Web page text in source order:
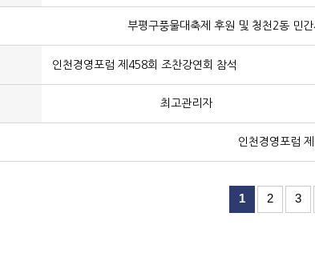
부평구풍물대축제 후원 및 청천2동 민
인천경영포럼 제458회 조찬강연회 참석
최고관리자
인천경영포럼
1 2 3